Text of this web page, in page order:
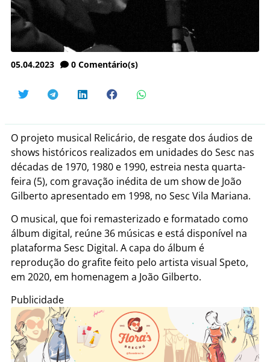
05.04.2023 0 Comentário(s)
O projeto musical Relicário, de resgate dos áudios de
shows históricos realizados em unidades do Sesc nas
décadas de 1970, 1980 e 1990, estreia nesta quarta-
feira (5), com gravação inédita de um show de João
Gilberto apresentado em 1998, no Sesc Vila Mariana.
O musical, que foi remasterizado e formatado como
álbum digital, reúne 36 músicas e está disponível na
plataforma Sesc Digital. A capa do álbum é
reprodução do grafite feito pelo artista visual Speto,
em 2020, em homenagem a João Gilberto.
Publicidade